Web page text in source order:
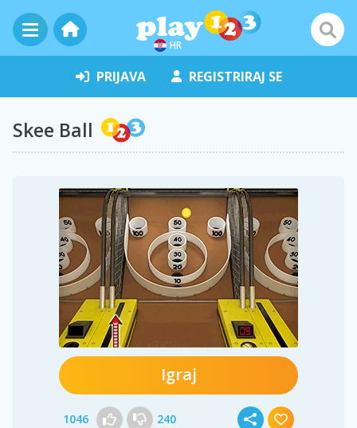
HR
PRIJAVA REGISTRIRAJ SE
Skee Ball
Igraj
1046 240